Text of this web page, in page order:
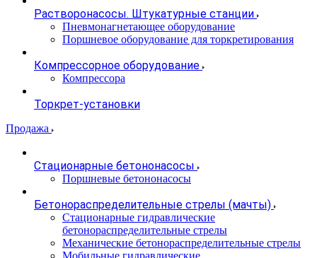
Растворонасосы. Штукатурные станции
Пневмонагнетающее оборудование
Поршневое оборудование для торкретирования
Компрессорное оборудование
Компрессора
Торкрет-установки
Продажа
Стационарные бетононасосы
Поршневые бетононасосы
Бетонораспределительные стрелы (мачты)
Стационарные гидравлические
бетонораспределительные стрелы
Механические бетонораспределительные стрелы
Мобильные гидравлические